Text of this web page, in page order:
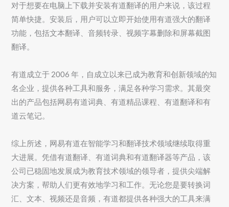
对于想要在电脑上下载并安装有道翻译的用户来说，该过程
简单快捷。安装后，用户可以立即开始使用有道强大的翻译
功能，包括文本翻译、音频转录、视频字幕删除和屏幕截图
翻译。
有道成立于 2006 年，自成立以来已成为教育和创新领域的知
名企业，提供各种工具和服务，满足各种学习需求。其最突
出的产品包括网易有道词典、有道精品课程、有道翻译和有
道云笔记。
综上所述，网易有道在智能学习和翻译技术领域继续取得重
大进展。凭借有道翻译、有道词典和有道翻译器等产品，该
公司已稳固地发展成为教育技术领域的领导者，提供尖端解
决方案，帮助人们更有效地学习和工作。无论您是要转换词
汇、文本、视频还是音频，有道都提供各种强大的工具来满